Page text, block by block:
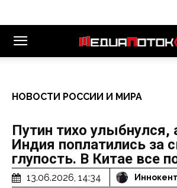
НОВОСТИ РОССИИ И МИРА
Путин тихо улыбнулся,
Индия поплатились за
глупость. В Китае все
13.06.2026, 14:34